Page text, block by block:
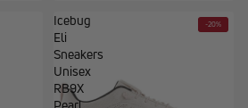
Icebug
Eli
Sneakers
Unisex
RB9X
-20%